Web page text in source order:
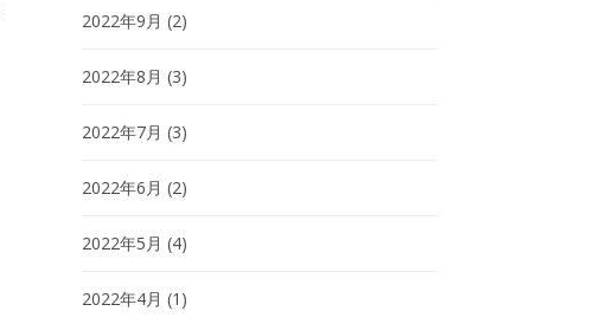
2022年9月 (2)
2022年8月 (3)
2022年7月 (3)
2022年6月 (2)
2022年5月 (4)
2022年4月 (1)